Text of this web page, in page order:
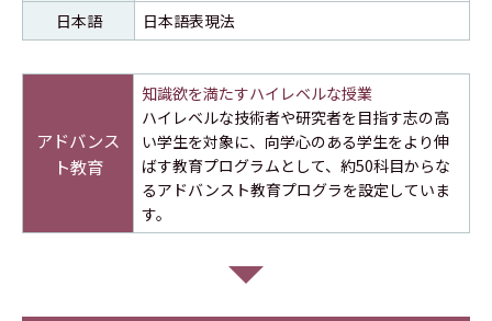
日本語
日本語表現法
アドバンス
ト教育
知識欲を満たすハイレベルな授業
ハイレベルな技術者や研究者を目指す志の高
い学生を対象に、向学心のある学生をより伸
ばす教育プログラムとして、約50科目からな
るアドバンスト教育プログラを設定していま
す。